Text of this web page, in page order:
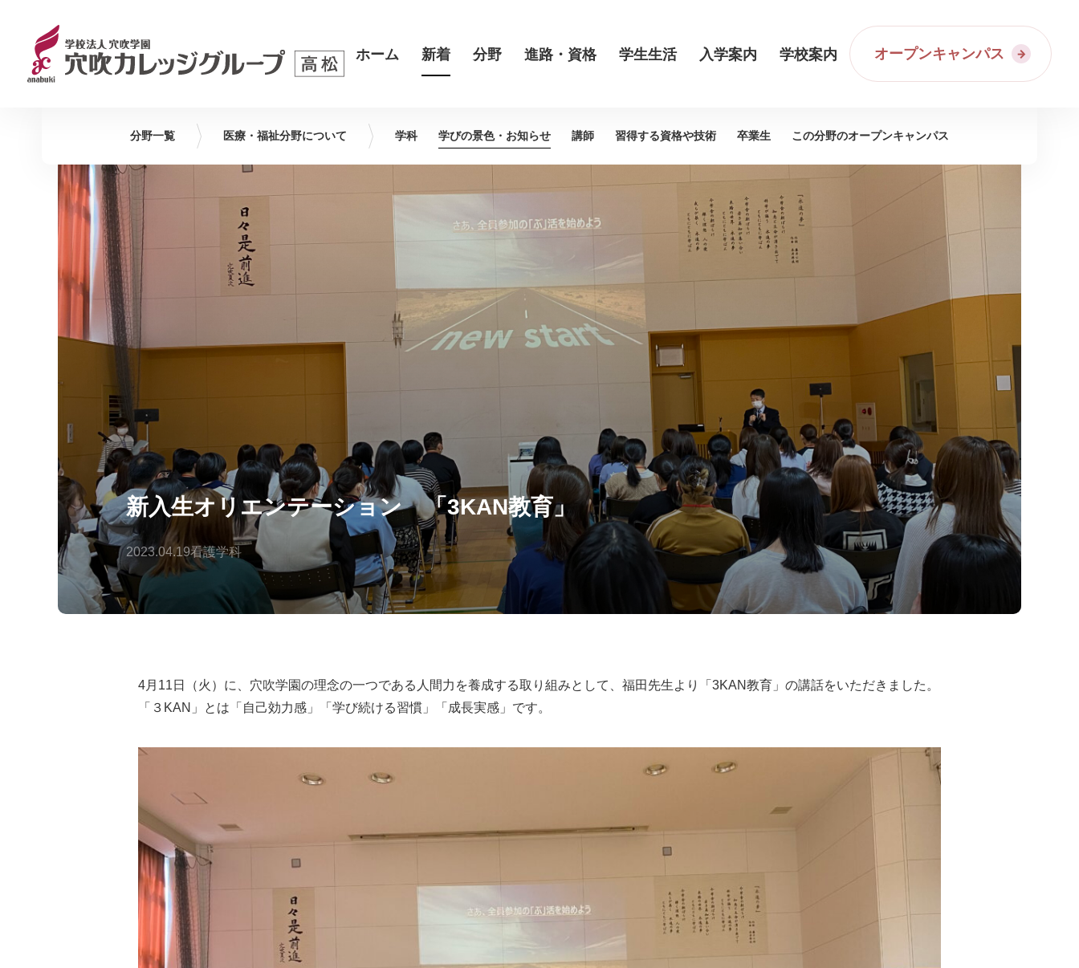
ホーム 新着 分野 進路・資格 学生生活 入学案内 学校案内 オープンキャンパス
分野一覧 医療・福祉分野について 学科 学びの景色・ お知らせ 講師 習得する資格や技術 卒業生 この分野のオープンキャンパス
新入生オリエンテーション 「3KAN教育」
2023.04.19看護学科
4月11日（火）に、穴吹学園の理念の一つである人間力を養成する取り組みとして、福田先生より「3KAN教育」の講話をいただきました。
「３KAN」とは「自己効力感」「学び続ける習慣」「成長実感」です。